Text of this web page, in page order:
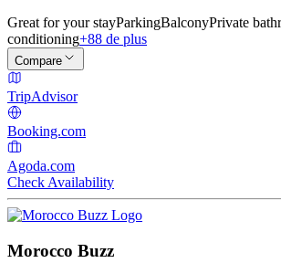
Great for your stayParkingBalconyPrivate
conditioning+88 de plus
Compare
TripAdvisor
Booking.com
Agoda.com
Check Availability
Morocco Buzz